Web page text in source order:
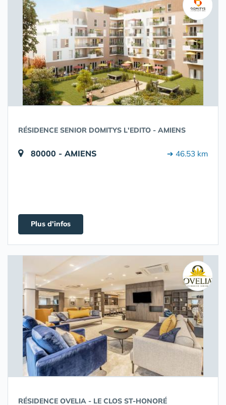
RÉSIDENCE SENIOR DOMITYS L'EDITO - AMIENS
80000 - AMIENS ➔ 46.53 km
Plus d'infos
RÉSIDENCE OVELIA - LE CLOS ST-HONORÉ